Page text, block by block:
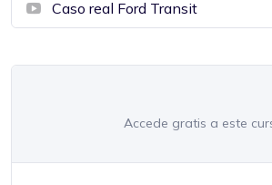
Caso real Ford Transit
Accede gratis a este